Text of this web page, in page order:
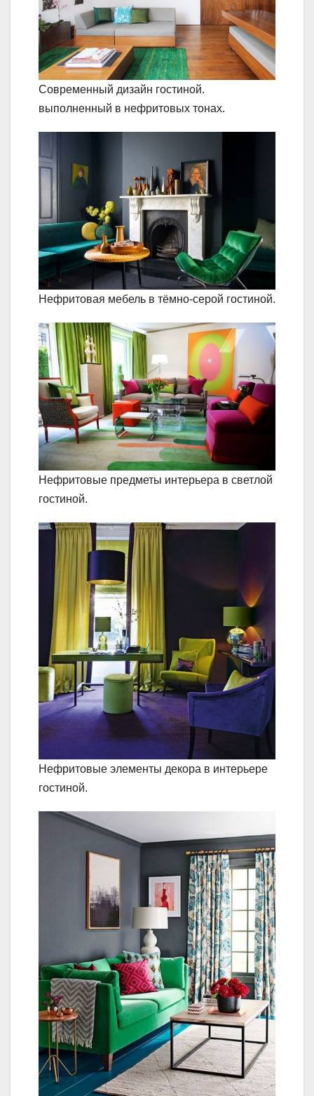
Современный дизайн гостиной.
выполненный в нефритовых тонах.
Нефритовая мебель в тёмно-серой гостиной.
Нефритовые предметы интерьера в светлой
гостиной.
Нефритовые элементы декора в интерьере
гостиной.